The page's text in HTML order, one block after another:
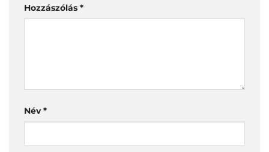
Hozzászólás *
Név*